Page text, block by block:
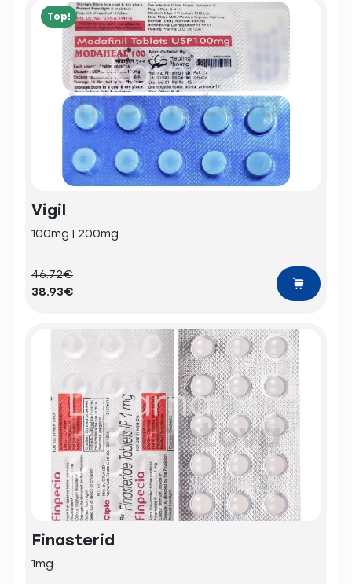
Top!
Vigil
100mg | 200mg
46.72€
38.93€
Finasterid
1mg